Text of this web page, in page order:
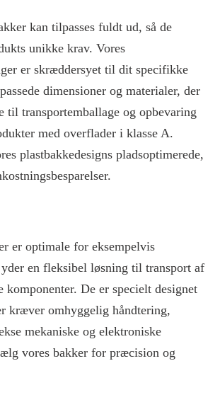
kan tilpasses fuldt ud, så de
unikke krav. Vores
er skræddersyet til dit specifikke
dimensioner og materialer, der
til transportemballage og opbevaring
med overflader i klasse A.
plastbakkedesigns pladsoptimerede,
er optimale for eksempelvis
en fleksibel løsning til transport af
komponenter. De er specielt designet
kræver omhyggelig håndtering,
mekaniske og elektroniske
vores bakker for præcision og